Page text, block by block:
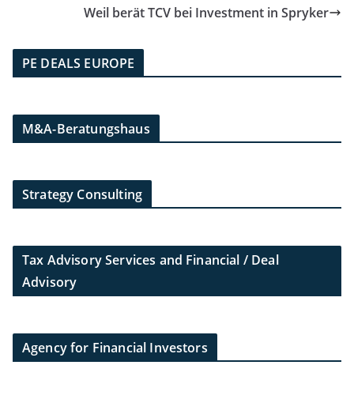
Weil berät TCV bei Investment in Spryker
PE DEALS EUROPE
M&A-Beratungshaus
Strategy Consulting
Tax Advisory Services and Financial / Deal
Advisory
Agency for Financial Investors